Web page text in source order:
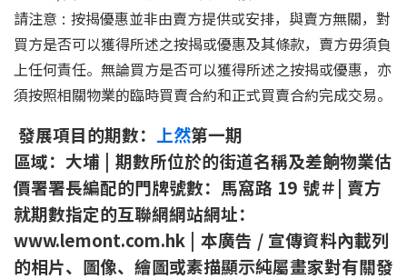
請注意 : 按揭優惠並非由賣方提供或安排，與賣方無關，對
買方是否可以獲得所述之按揭或優惠及其條款，賣方毋須負
上任何責任。無論買方是否可以獲得所述之按揭或優惠，亦
須按照相關物業的臨時買賣合約和正式買賣合約完成交易。
發展項目的期數：上然第一期
區域：大埔 | 期數所位於的街道名稱及差餉物業估
價署署長編配的門牌號數：馬窩路 19 號＃| 賣方
就期數指定的互聯網網站網址：
www.lemont.com.hk | 本廣告 / 宣傳資料內載列
的相片、圖像、繪圖或素描顯⽰純屬畫家對有關發